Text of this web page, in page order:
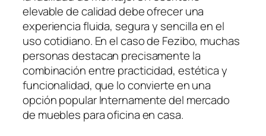
elevable de calidad debe ofrecer una
experiencia fluida, segura y sencilla en el
uso cotidiano. En el caso de Fezibo, muchas
personas destacan precisamente la
combinación entre practicidad, estética y
funcionalidad, que lo convierte en una
opción popular Internamente del mercado
de muebles para oficina en casa.